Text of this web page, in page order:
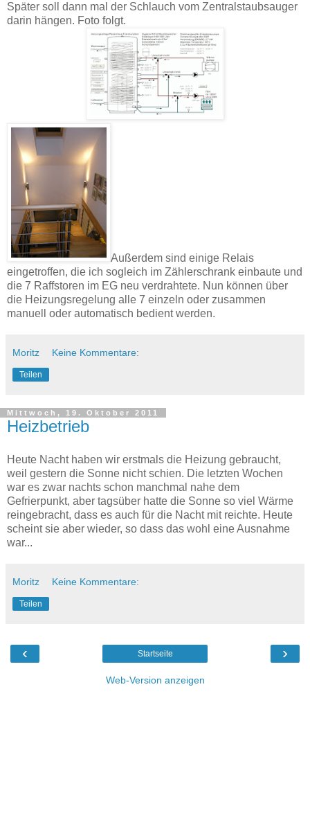
Später soll dann mal der Schlauch vom Zentralstaubsauger
darin hängen. Foto folgt.
Außerdem sind einige Relais
eingetroffen, die ich sogleich im Zählerschrank einbaute und
die 7 Raffstoren im EG neu verdrahtete. Nun können über
die Heizungsregelung alle 7 einzeln oder zusammen
manuell oder automatisch bedient werden.
Moritz Keine Kommentare:
Teilen
Mittwoch, 19. Oktober 2011
Heizbetrieb
Heute Nacht haben wir erstmals die Heizung gebraucht,
weil gestern die Sonne nicht schien. Die letzten Wochen
war es zwar nachts schon manchmal nahe dem
Gefrierpunkt, aber tagsüber hatte die Sonne so viel Wärme
reingebracht, dass es auch für die Nacht mit reichte. Heute
scheint sie aber wieder, so dass das wohl eine Ausnahme
war...
Moritz Keine Kommentare:
Teilen
‹ ›
Startseite
Web-Version anzeigen